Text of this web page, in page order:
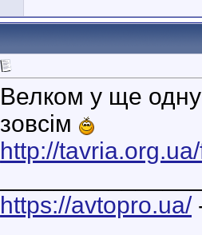
Велком у ще
зовсім
http://
https://avtopro.ua/